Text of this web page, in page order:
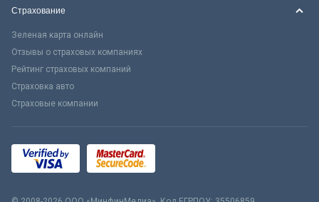
Страхование
Зеленая карта онлайн
Отзывы о страховых компаниях
Рейтинг страховых компаний
Страховка авто
Страховые компании